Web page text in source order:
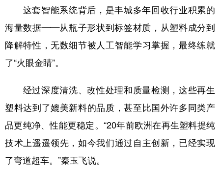
这套智能系统背后，是丰城多年回收行业积累的
海量数据——从瓶子形状到标签材质，从塑料成分到
降解特性，无数细节被人工智能学习掌握，最终练就
了“火眼金睛”。
经过深度清洗、改性处理和质量检测，这些再生
塑料达到了媲美新料的品质，甚至比国外许多同类产
品更纯净、性能更稳定。“20年前欧洲在再生塑料提纯
技术上遥遥领先，如今我们通过自主创新，已经实现
了弯道超车。”秦玉飞说。